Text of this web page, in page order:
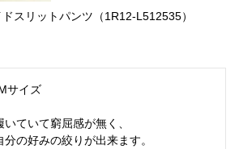
スリットパンツ（1R12-L512535）
サイズ
ていて窮屈感が無く、
の好みの絞りが出来ます。